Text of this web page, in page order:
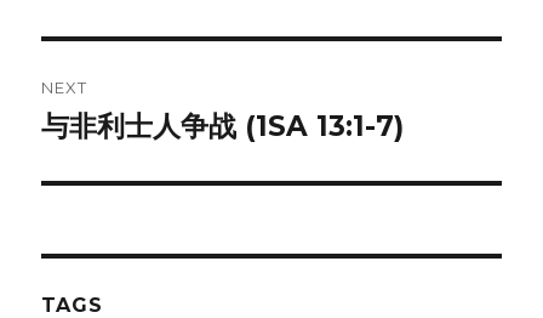
NEXT
Next
与非利士人争战 (1SA 13:1-7)
TAGS